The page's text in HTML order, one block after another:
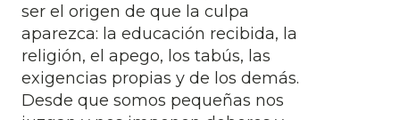
ser el origen de que la culpa
aparezca: la educación recibida, la
religión, el apego, los tabús, las
exigencias propias y de los demás.
Desde que somos pequeñas nos